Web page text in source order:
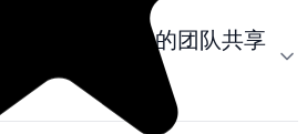
中与我的团队共享